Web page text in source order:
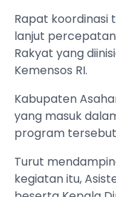
Rapat koordinasi
lanjut
Rakyat yang
Kemensos RI.
Kabupaten
yang masuk
program
Turut
kegiatan itu,